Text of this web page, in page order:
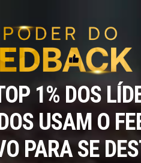
1% DOS
USAM O
PARA SE